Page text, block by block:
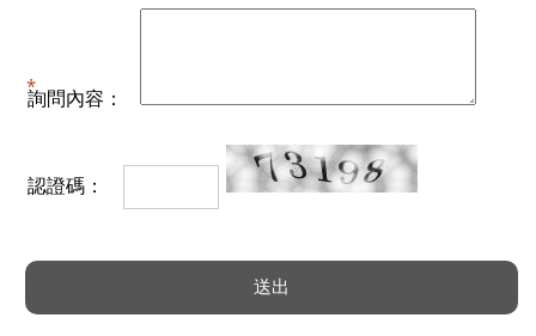
詢問內容：
認證碼：